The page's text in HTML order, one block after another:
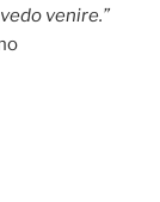
venire.”